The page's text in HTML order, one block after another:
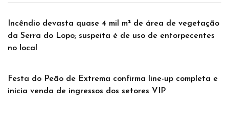
Incêndio devasta quase 4 mil m² de área de vegetação
da Serra do Lopo; suspeita é de uso de entorpecentes
no local
Festa do Peão de Extrema confirma line-up completa e
inicia venda de ingressos dos setores VIP